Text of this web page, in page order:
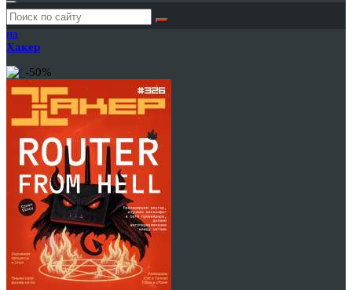
Годовая
подписка
на
Хакер
-50%